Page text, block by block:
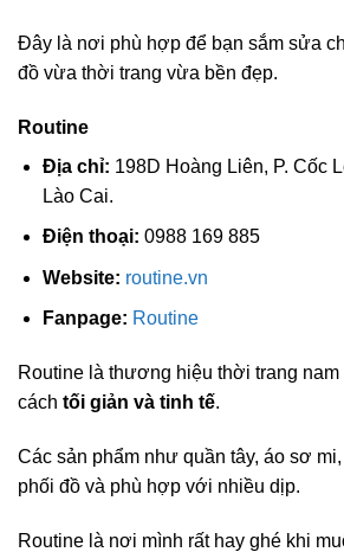
Đây là nơi phù hợp để bạn sắm sửa
đồ vừa thời trang vừa bền đẹp.
Routine
Địa chỉ: 198D Hoàng Liên, P. Cốc
Lào Cai.
Điện thoại: 0988 169 885
Website: routine.vn
Fanpage: Routine
Routine là thương hiệu thời trang
cách tối giản và tinh tế.
Các sản phẩm như quần tây, áo sơ
phối đồ và phù hợp với nhiều dịp.
Routine là nơi mình rất hay ghé khi